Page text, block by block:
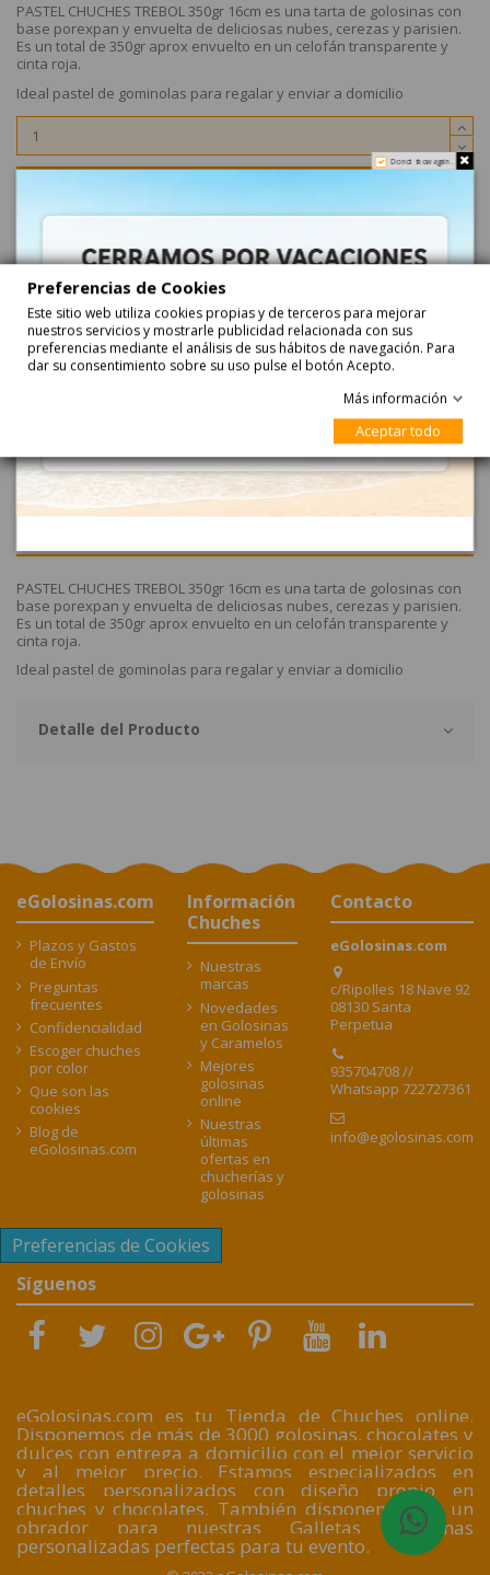
PASTEL CHUCHES TREBOL 350gr 16cm es una tarta de golosinas con
base porexpan y envuelta de deliciosas nubes, cerezas y parisien.
Es un total de 350gr aprox envuelto en un celofán transparente y
cinta roja.
Ideal pastel de gominolas para regalar y enviar a domicilio
Haga su pedido ahora y recíbalo...
entre24-08-2026y25-08-2026
entre25-08-2026y 26-08-2026conCorreos Express Baleares
PASTEL CHUCHES TREBOL 350gr 16cm es una tarta de golosinas con
base porexpan y envuelta de deliciosas nubes, cerezas y parisien.
Es un total de 350gr aprox envuelto en un celofán transparente y
cinta roja.
Ideal pastel de gominolas para regalar y enviar a domicilio
Detalle del Producto
eGolosinas.com
Plazos y Gastos
de Envío
Preguntas
frecuentes
Confidencialidad
Escoger chuches
por color
Que son las
cookies
Blog de
eGolosinas.com
Información
Chuches
Nuestras
marcas
Novedades
en Golosinas
y Caramelos
Mejores
golosinas
online
Nuestras
últimas
ofertas en
chucherías y
golosinas
Contacto
eGolosinas.com
c/Ripolles 18 Nave 92
08130 Santa
Perpetua
935704708 //
Whatsapp 722727361
info@egolosinas.com
Preferencias de Cookies
Síguenos
eGolosinas.com es tu Tienda de Chuches online.
Disponemos de más de 3000 golosinas, chocolates y
dulces con entrega a domicilio con el mejor servicio
y al mejor precio. Estamos especializados en
detalles personalizados con diseño propio en
chuches y chocolates. También disponemos de un
obrador para nuestras Galletas artesanas
personalizadas perfectas para tu evento.
Do not show again.
Preferencias de Cookies
Este sitio web utiliza cookies propias y de terceros para mejorar
nuestros servicios y mostrarle publicidad relacionada con sus
preferencias mediante el análisis de sus hábitos de navegación. Para
dar su consentimiento sobre su uso pulse el botón Acepto.
Más información
Aceptar todo